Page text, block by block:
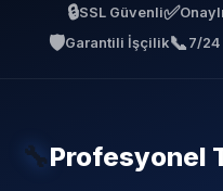
🔒SSL Güvenli✅
🛡️Garantili İşçilik📞 7/24
🔧Profesyonel